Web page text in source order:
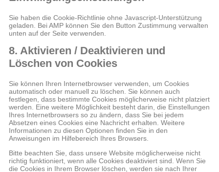
Sie haben die Cookie-Richtlinie ohne Javascript-Unterstützung
geladen. Bei AMP können Sie den Button Zustimmung verwalten
unten auf der Seite verwenden.
8. Aktivieren / Deaktivieren und
Löschen von Cookies
Sie können Ihren Internetbrowser verwenden, um Cookies
automatisch oder manuell zu löschen. Sie können auch
festlegen, dass bestimmte Cookies möglicherweise nicht platziert
werden. Eine weitere Möglichkeit besteht darin, die Einstellungen
Ihres Internetbrowsers so zu ändern, dass Sie bei jedem
Absetzen eines Cookies eine Nachricht erhalten. Weitere
Informationen zu diesen Optionen finden Sie in den
Anweisungen im Hilfebereich Ihres Browsers.
Bitte beachten Sie, dass unsere Website möglicherweise nicht
richtig funktioniert, wenn alle Cookies deaktiviert sind. Wenn Sie
die Cookies in Ihrem Browser löschen, werden sie nach Ihrer